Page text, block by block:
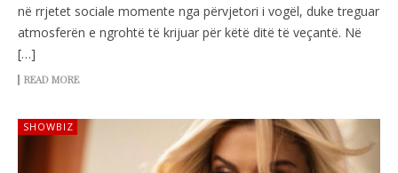
në rrjetet sociale momente nga përvjetori i vogël, duke treguar
atmosferën e ngrohtë të krijuar për këtë ditë të veçantë. Në
[…]
READ MORE
SHOWBIZ